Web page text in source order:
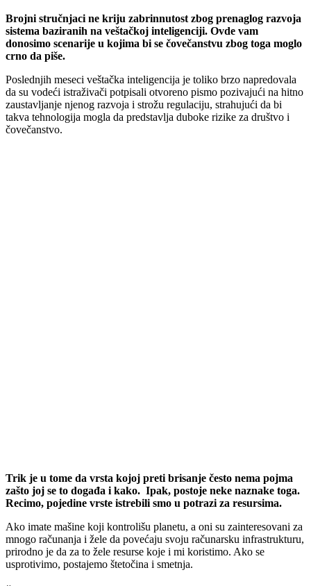
Brojni stručnjaci ne kriju zabrinnutost zbog prenaglog razvoja
sistema baziranih na veštačkoj inteligenciji. Ovde vam
donosimo scenarije u kojima bi se čovečanstvu zbog toga moglo
crno da piše.
Poslednjih meseci veštačka inteligencija je toliko brzo napredovala
da su vodeći istraživači potpisali otvoreno pismo pozivajući na hitno
zaustavljanje njenog razvoja i strožu regulaciju, strahujući da bi
takva tehnologija mogla da predstavlja duboke rizike za društvo i
čovečanstvo.
Trik je u tome da vrsta kojoj preti brisanje često nema pojma
zašto joj se to događa i kako. Ipak, postoje neke naznake toga.
Recimo, pojedine vrste istrebili smo u potrazi za resursima.
Ako imate mašine koji kontrolišu planetu, a oni su zainteresovani za
mnogo računanja i žele da povećaju svoju računarsku infrastrukturu,
prirodno je da za to žele resurse koje i mi koristimo. Ako se
usprotivimo, postajemo štetočina i smetnja.